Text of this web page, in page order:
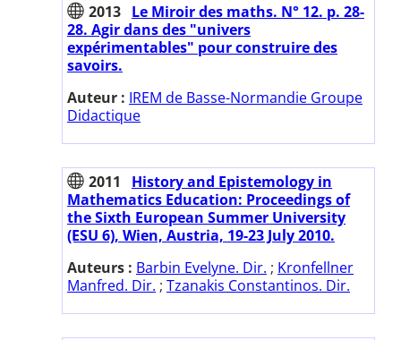
2013 Le Miroir des maths. N° 12. p. 28-
28. Agir dans des "univers
expérimentables" pour construire des
savoirs.
Auteur : IREM de Basse-Normandie Groupe
Didactique
2011
History and Epistemology in
Mathematics Education: Proceedings of
the Sixth European Summer University
(ESU 6), Wien, Austria, 19-23 July 2010.
Auteurs : Barbin Evelyne. Dir. ; Kronfellner
Manfred. Dir. ; Tzanakis Constantinos. Dir.